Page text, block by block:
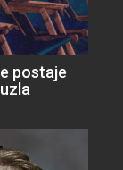
postaje